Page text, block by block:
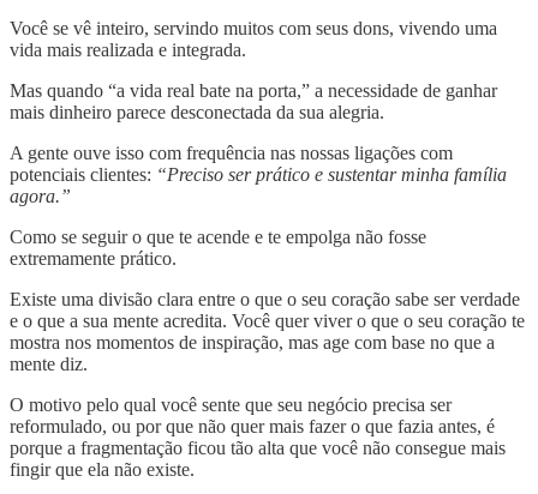
Você se vê inteiro, servindo muitos com seus dons, vivendo uma
vida mais realizada e integrada.
Mas quando “a vida real bate na porta,” a necessidade de ganhar
mais dinheiro parece desconectada da sua alegria.
A gente ouve isso com frequência nas nossas ligações com
potenciais clientes: “Preciso ser prático e sustentar minha família
agora.”
Como se seguir o que te acende e te empolga não fosse
extremamente prático.
Existe uma divisão clara entre o que o seu coração sabe ser verdade
e o que a sua mente acredita. Você quer viver o que o seu coração te
mostra nos momentos de inspiração, mas age com base no que a
mente diz.
O motivo pelo qual você sente que seu negócio precisa ser
reformulado, ou por que não quer mais fazer o que fazia antes, é
porque a fragmentação ficou tão alta que você não consegue mais
fingir que ela não existe.